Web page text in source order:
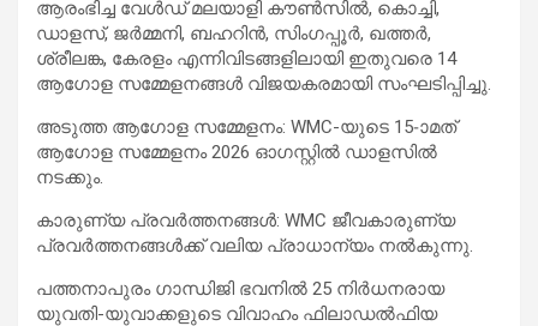
ആരംഭിച്ച വേൾഡ് മലയാളി കൗൺസിൽ, കൊച്ചി,
ഡാളസ്, ജർമ്മനി, ബഹറിൻ, സിംഗപ്പൂർ, ഖത്തർ,
ശ്രീലങ്ക, കേരളം എന്നിവിടങ്ങളിലായി ഇതുവരെ 14
ആഗോള സമ്മേളനങ്ങൾ വിജയകരമായി സംഘടിപ്പിച്ചു.
അടുത്ത ആഗോള സമ്മേളനം: WMC-യുടെ 15-ാമത്
ആഗോള സമ്മേളനം 2026 ഓഗസ്റ്റിൽ ഡാളസിൽ
നടക്കും.
കാരുണ്യ പ്രവർത്തനങ്ങൾ: WMC ജീവകാരുണ്യ
പ്രവർത്തനങ്ങൾക്ക് വലിയ പ്രാധാന്യം നൽകുന്നു.
പത്തനാപുരം ഗാന്ധിജി ഭവനിൽ 25 നിർധനരായ
യുവതി-യുവാക്കളുടെ വിവാഹം ഫിലാഡൽഫിയ